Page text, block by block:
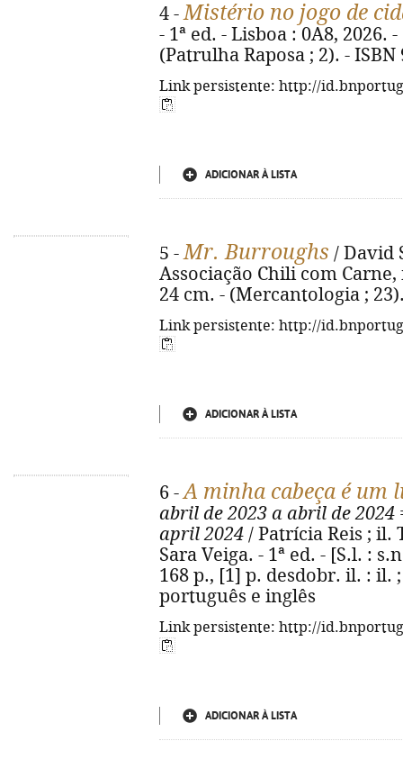
4 -Mistério no jogo de
- 1ª ed. - Lisboa : 0A8, 2026.
(Patrulha Raposa ; 2). - ISBN
Link persistente: http://
ADICIONAR À LISTA
5 -Mr. Burroughs / David
Associação Chili com
24 cm. - (Mercantologia ;
Link persistente: http://
ADICIONAR À LISTA
6 -A minha cabeça é um
abril de 2023 a abril de 2024
april 2024 / Patrícia Reis ; il.
Sara Veiga. - 1ª ed. - [S.l. :
168 p., [1] p. desdobr. il. : il.
português e inglês
Link persistente: http://
ADICIONAR À LISTA